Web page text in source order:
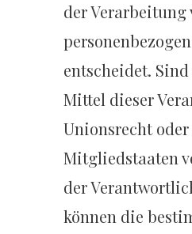
der Verarbeitung
entscheidet.
Mittel dieser
Unionsrecht
Mitgliedstaaten
der
können die